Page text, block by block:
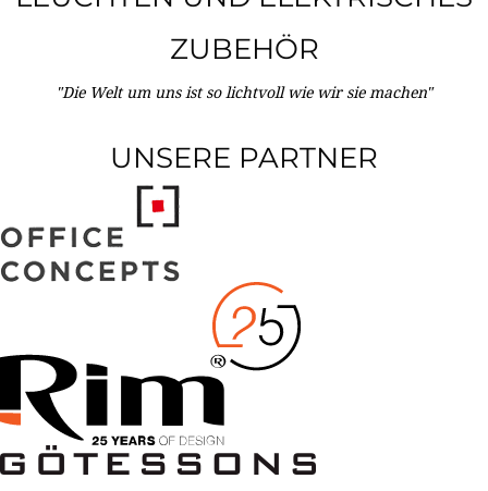
ZUBEHÖR
"Die Welt um uns ist so lichtvoll wie wir sie machen"
UNSERE PARTNER